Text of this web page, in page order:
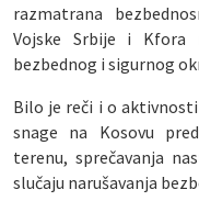
razmatrana
Vojske Srbije i Kfora
bezbednog i sigurnog
Bilo je reči i o
snage na Kosovu
terenu, sprečavanja
slučaju narušavanja